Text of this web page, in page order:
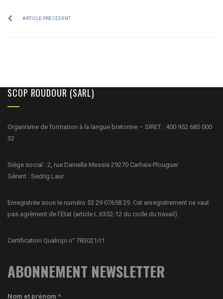
ARTICLE PRÉCÉDENT
SCOP ROUDOUR (SARL)
Organisme de formation à la langue bretonne – SIRET : 400 952 685 000
32
Siège social : 2, rue Danielle Messia 29270 Carhaix-Plouguer
Gérant : Sedrig Laur.
Enregistrée sous le numéro 53 29 07658 29. Cet enregistrement ne vaut
pas agrément de l’Etat (article L.6352-12 du code du travail).
Certification Qualiopi n° 783021/r1
ABONNEMENT NEWSLETTER
Nom et prénom *